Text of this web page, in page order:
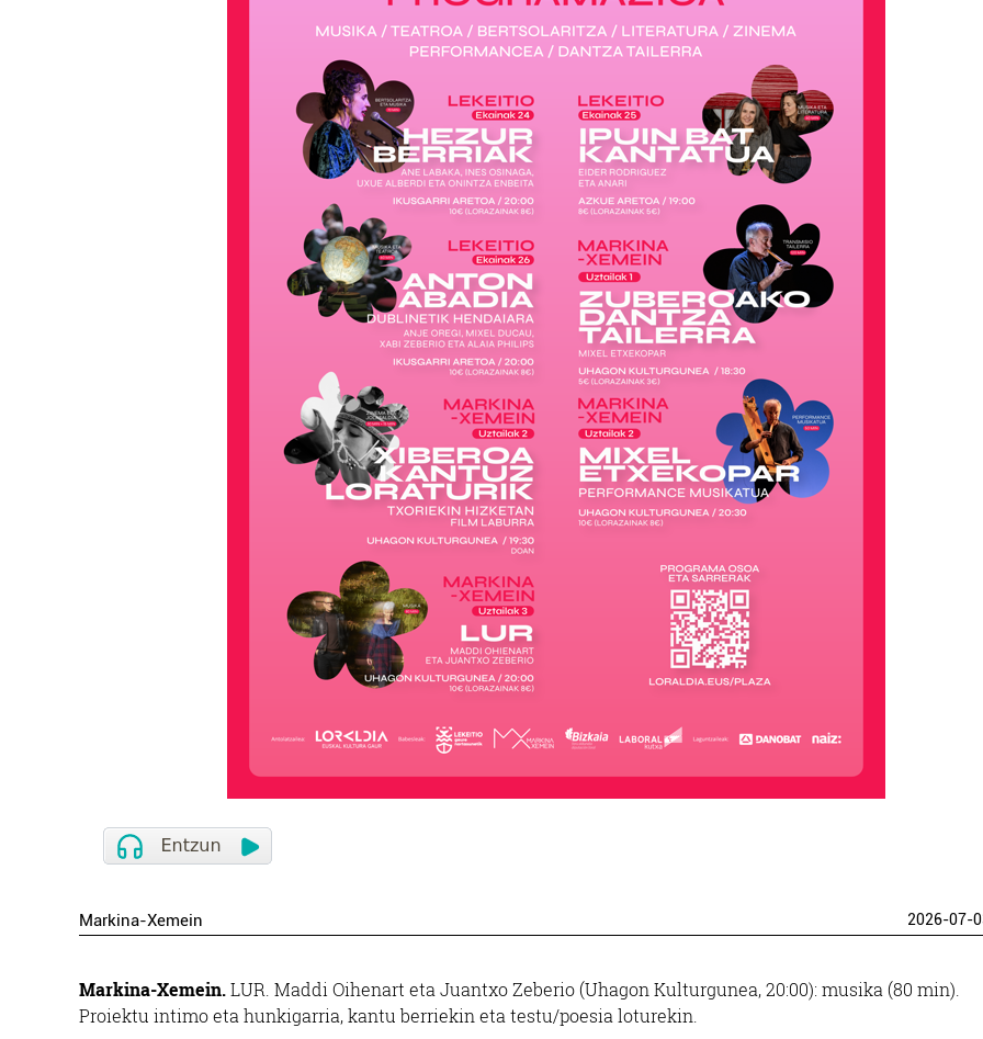
Markina-Xemein 2026-07-
Markina-Xemein.LUR. Maddi Oihenart eta Juantxo Zeberio (Uhagon Kulturgunea, 20:00): musika (80 min).
Proiektu intimo eta hunkigarria, kantu berriekin eta testu/poesia loturekin.